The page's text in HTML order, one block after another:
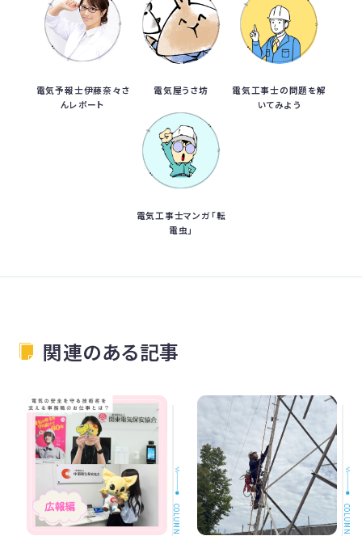
電気予報士伊藤奈々さ
んレポート
電気屋うさ坊
電気工事士の問題を解
いてみよう
電気工事士マンガ「転
電虫」
関連のある記事
COLUMN COLUMN